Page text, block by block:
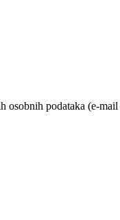
osobnih podataka (e-mail